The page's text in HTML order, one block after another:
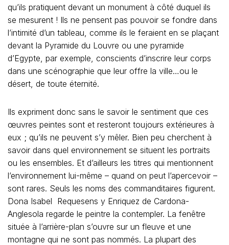
qu’ils pratiquent devant un monument à côté duquel ils
se mesurent ! Ils ne pensent pas pouvoir se fondre dans
l’intimité d’un tableau, comme ils le feraient en se plaçant
devant la Pyramide du Louvre ou une pyramide
d’Egypte, par exemple, conscients d’inscrire leur corps
dans une scénographie que leur offre la ville…ou le
désert, de toute éternité.
Ils expriment donc sans le savoir le sentiment que ces
œuvres peintes sont et resteront toujours extérieures à
eux ; qu’ils ne peuvent s’y mêler. Bien peu cherchent à
savoir dans quel environnement se situent les portraits
ou les ensembles. Et d’ailleurs les titres qui mentionnent
l’environnement lui-même – quand on peut l’apercevoir –
sont rares. Seuls les noms des commanditaires figurent.
Dona Isabel Requesens y Enriquez de Cardona-
Anglesola regarde le peintre la contempler. La fenêtre
située à l’arrière-plan s’ouvre sur un fleuve et une
montagne qui ne sont pas nommés. La plupart des